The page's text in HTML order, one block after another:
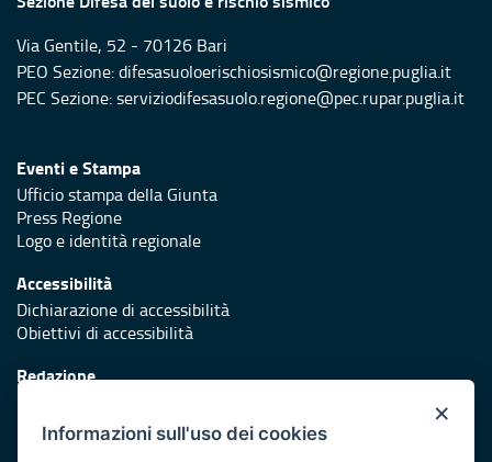
Via Gentile, 52 - 70126 Bari
PEO Sezione: difesasuoloerischiosismico@regione.puglia.it
PEC Sezione: serviziodifesasuolo.regione@pec.rupar.puglia.it
Eventi e Stampa
Ufficio stampa della Giunta
Press Regione
Logo e identità regionale
Accessibilità
Dichiarazione di accessibilità
Obiettivi di accessibilità
Redazione
Protezione civile
×
Informazioni sull'uso dei cookies